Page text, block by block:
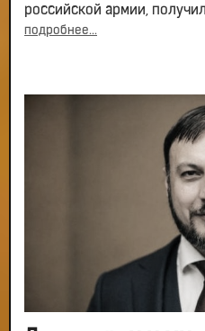
российской армии,
подробнее...